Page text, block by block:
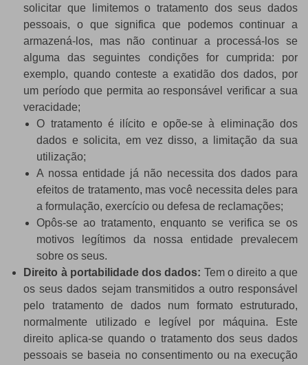
solicitar que limitemos o tratamento dos seus dados
pessoais, o que significa que podemos continuar a
armazená-los, mas não continuar a processá-los se
alguma das seguintes condições for cumprida: por
exemplo, quando conteste a exatidão dos dados, por
um período que permita ao responsável verificar a sua
veracidade;
O tratamento é ilícito e opõe-se à eliminação dos
dados e solicita, em vez disso, a limitação da sua
utilização;
A nossa entidade já não necessita dos dados para
efeitos de tratamento, mas você necessita deles para
a formulação, exercício ou defesa de reclamações;
Opôs-se ao tratamento, enquanto se verifica se os
motivos legítimos da nossa entidade prevalecem
sobre os seus.
Direito à portabilidade dos dados: Tem o direito a que
os seus dados sejam transmitidos a outro responsável
pelo tratamento de dados num formato estruturado,
normalmente utilizado e legível por máquina. Este
direito aplica-se quando o tratamento dos seus dados
pessoais se baseia no consentimento ou na execução